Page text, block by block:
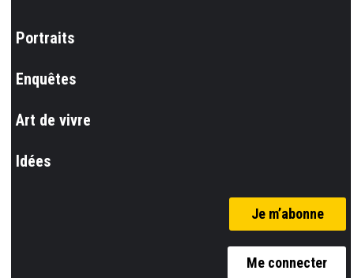
Portraits
Enquêtes
Art de vivre
Idées
Je m’abonne
Me connecter